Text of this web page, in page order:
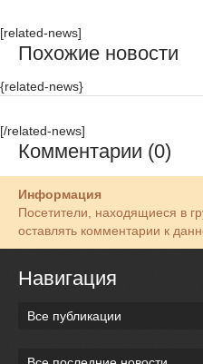
[related-news]
Похожие новости
{related-news}
[/related-news]
Комментарии (0)
Информация
Посетители, находящиеся в
оставлять комментарии к
Навигация
Все публикации